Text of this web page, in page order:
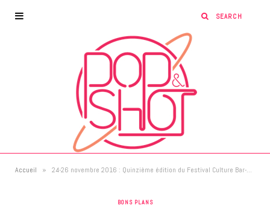
Accueil » 24-26 novembre 2016 : Quinzième édition du Festival Culture Bar-Bars (un peu) partout en France!
BONS PLANS